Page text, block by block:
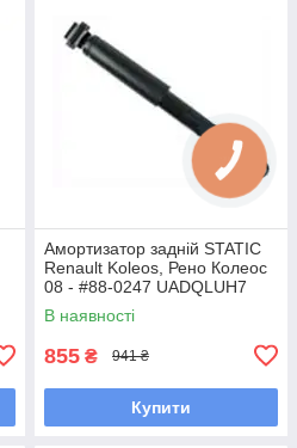
Амортизатор задній STATIC
Renault Koleos, Рено Колеос
08 - #88-0247 UADQLUH7
В наявності
855 ₴ 941 ₴
Купити